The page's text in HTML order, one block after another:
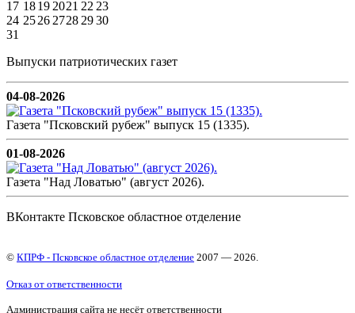
17 18192021 2223
24 252627282930
31
Выпуски патриотических газет
04-08-2026
Газета "Псковский рубеж" выпуск 15 (1335).
01-08-2026
Газета "Над Ловатью" (август 2026).
ВКонтакте Псковское областное отделение
© КПРФ - Псковское областное отделение 2007 — 2026.
Отказ от ответственности
Администрация сайта не несёт ответственности